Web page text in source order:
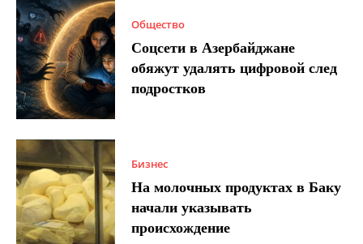
Общество
Соцсети в Азербайджане
обяжут удалять цифровой след
подростков
Бизнес
На молочных продуктах в Баку
начали указывать
происхождение